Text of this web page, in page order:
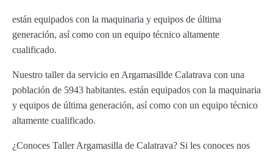
están equipados con la maquinaria y equipos de última
generación, así como con un equipo técnico altamente
cualificado.
Nuestro taller da servicio en Argamasillde Calatrava con una
población de 5943 habitantes. están equipados con la maquinaria
y equipos de última generación, así como con un equipo técnico
altamente cualificado.
¿Conoces Taller Argamasilla de Calatrava? Si les conoces nos